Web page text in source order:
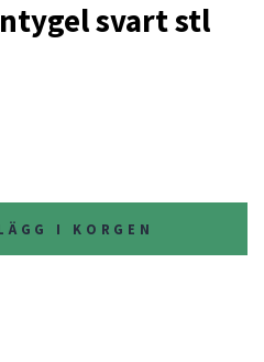
svart stl
I KORGEN